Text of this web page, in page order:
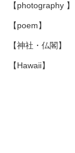
【photography 】
【poem】
【神社・仏閣】
【Hawaii】